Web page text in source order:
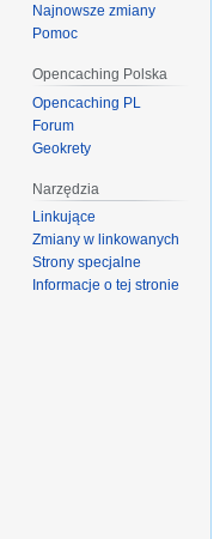
Najnowsze zmiany
Pomoc
Opencaching Polska
Opencaching PL
Forum
Geokrety
Narzędzia
Linkujące
Zmiany w linkowanych
Strony specjalne
Informacje o tej stronie